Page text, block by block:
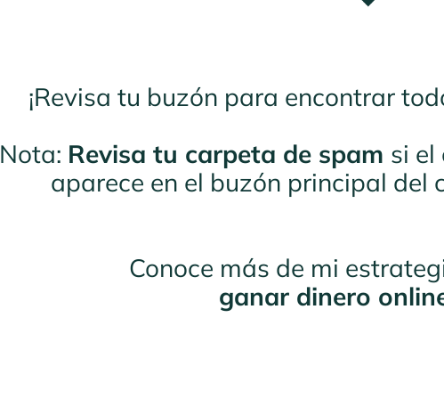
¡Revisa tu buzón para encontrar
Nota: Revisa tu carpeta de spam si el
aparece en el buzón principal del
Conoce más de mi
ganar dinero